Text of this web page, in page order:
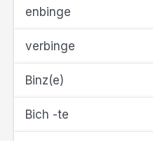
enbinge
verbinge
Binz(e)
Bich -te